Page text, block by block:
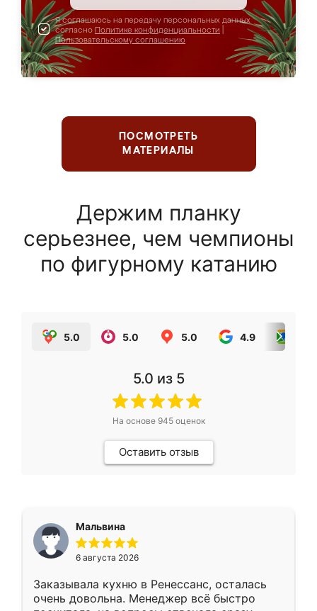
Я соглашаюсь на передачу персональных данных
согласно Политике конфиденциальности
Пользовательскому соглашению
ПОСМОТРЕТЬ
МАТЕРИАЛЫ
Держим планку
серьезнее, чем чемпионы
по фигурному катанию
5.0 5.0 5.0 4.9
5.0 из 5
На основе 945оценок
Оставить отзыв
Мальвина
6 августа 2026
Заказывала кухню в Ренессанс, осталась
очень довольна. Менеджер всё быстро